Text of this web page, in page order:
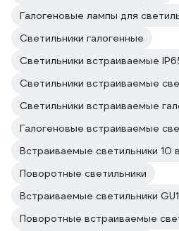
Галогеновые лампы для
Светильники галогенные
Светильники встраиваемые
Светильники встраиваемые
Светильники встраиваемые
Галогеновые встраиваемые
Встраиваемые светильники 10
Поворотные светильники
Встраиваемые светильники
Поворотные встраиваемые